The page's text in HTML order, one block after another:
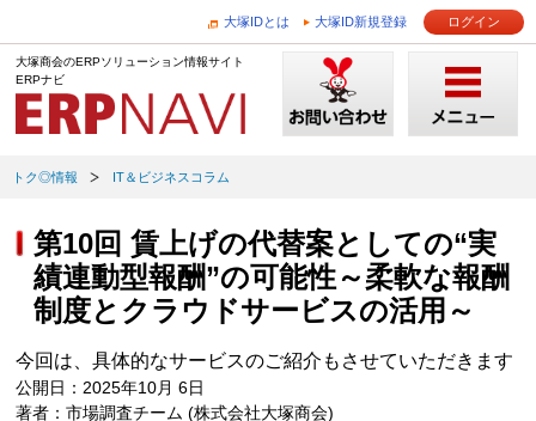
大塚IDとは 大塚ID新規登録 ログイン
大塚商会のERPソリューション情報サイト
ERPナビ
トク◎情報 IT＆ビジネスコラム
第10回 賃上げの代替案としての“実
績連動型報酬”の可能性～柔軟な報酬
制度とクラウドサービスの活用～
今回は、具体的なサービスのご紹介もさせていただきます
公開日：2025年10月 6日
著者：市場調査チーム (株式会社大塚商会)